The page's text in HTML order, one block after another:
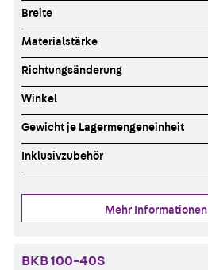
Breite
Materialstärke
Richtungsänderung
Winkel
Gewicht je Lagermengeneinheit
Inklusivzubehör
Mehr Informationen
BKB 100-40S